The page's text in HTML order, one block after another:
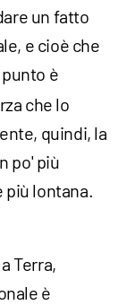
un fatto
e cioè che
è
che lo
quindi, la
po' più
più lontana.
Terra,
è